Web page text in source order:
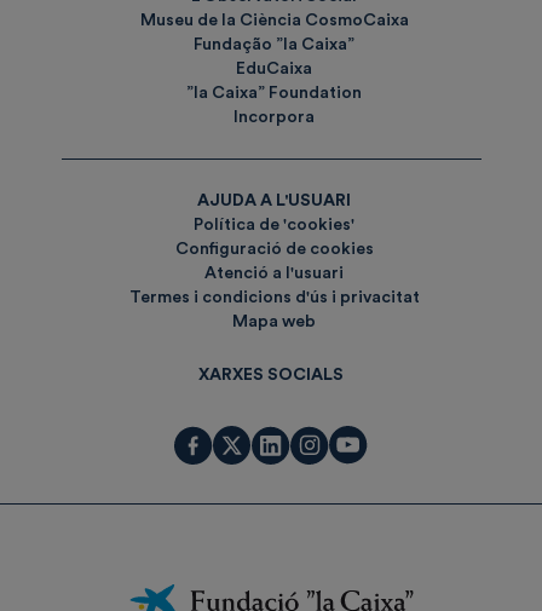
Museu de la Ciència CosmoCaixa
Fundação ”la Caixa”
EduCaixa
”la Caixa” Foundation
Incorpora
AJUDA A L'USUARI
Política de 'cookies'
Configuració de cookies
Atenció a l'usuari
Termes i condicions d'ús i privacitat
Mapa web
XARXES SOCIALS
Fundación